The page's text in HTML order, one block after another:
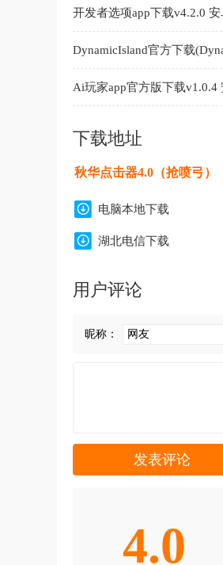
开发者选项app下载v4.2.0 安
DynamicIsland官方下载
安卓版
Ai玩家app官方版下载v1.0.4
下载地址
秋华点击器4.0（抢喷弓）
电脑本地下载
湖北电信下载
用户评论
昵称：
4.0